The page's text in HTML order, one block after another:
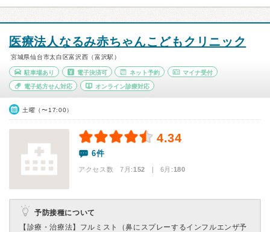
医療法人なるみ赤ちゃんこどもクリニック
宮城県仙台市太白区富沢西（富沢駅）
駐車場あり 電子決済可 ネット予約 マイナ受付
電子処方せん対応 オンライン診療対応
土曜（〜17:00）
4.34
6件
アクセス数 7月:152 | 6月:180
予防接種について
【診療・治療法】 フルミスト（鼻にスプレーするインフルエンザ予